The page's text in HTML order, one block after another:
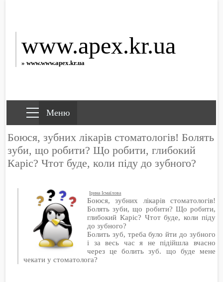
www.apex.kr.ua
» www.www.apex.kr.ua
Боюся, зубних лікарів стоматологів! Болять
зуби, що робити? Що робити, глибокий
Каріс? Чтот буде, коли піду до зубного?
Ірина Ісмаїлова
Боюся, зубних лікарів стоматологів!
Болять зуби, що робити? Що робити,
глибокий Каріс? Чтот буде, коли піду
до зубного?
Болить зуб, треба було йти до зубного
і за весь час я не підійшла вчасно
через це болить зуб. що буде мене
чекати у стоматолога?